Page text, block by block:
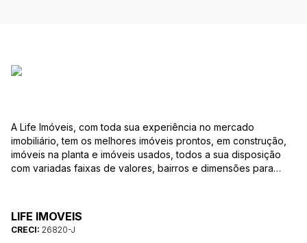
A Life Imóveis, com toda sua experiência no mercado
imobiliário, tem os melhores imóveis prontos, em construção,
imóveis na planta e imóveis usados, todos a sua disposição
com variadas faixas de valores, bairros e dimensões para
as suas dúvidas sobre casas, apartamentos, terrenos, salas
comerciais e outros produtos imobiliários.
LIFE IMOVEIS
CRECI: 26820-J